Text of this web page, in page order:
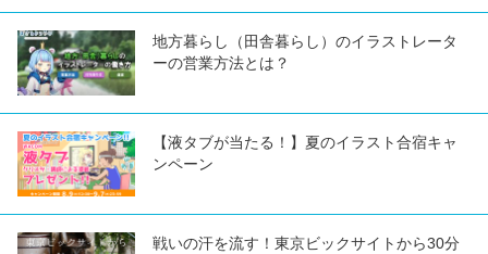
地方暮らし（田舎暮らし）のイラストレータ
ーの営業方法とは？
【液タブが当たる！】夏のイラスト合宿キャ
ンペーン
戦いの汗を流す！東京ビックサイトから30分